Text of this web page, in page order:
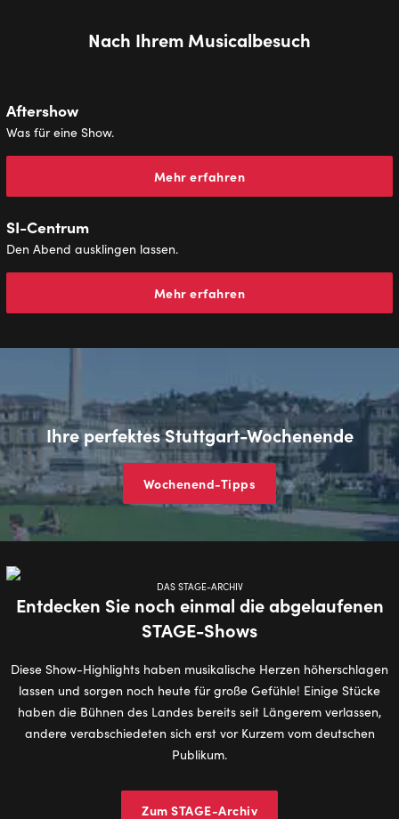
Nach Ihrem Musicalbesuch
Aftershow
Was für eine Show.
Mehr erfahren
SI-Centrum
Den Abend ausklingen lassen.
Mehr erfahren
Ihre perfektes Stuttgart-Wochenende
Wochenend-Tipps
DAS STAGE-ARCHIV
Entdecken Sie noch einmal die abgelaufenen
STAGE-Shows
Diese Show-Highlights haben musikalische Herzen höherschlagen
lassen und sorgen noch heute für große Gefühle! Einige Stücke
haben die Bühnen des Landes bereits seit Längerem verlassen,
andere verabschiedeten sich erst vor Kurzem vom deutschen
Publikum.
Zum STAGE-Archiv